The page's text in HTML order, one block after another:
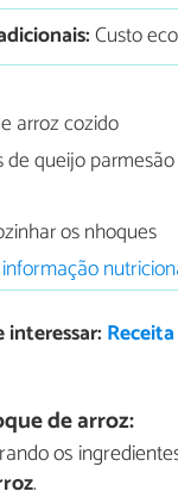
Custo
arroz cozido
de queijo
os nhoques
de arroz:
os
.